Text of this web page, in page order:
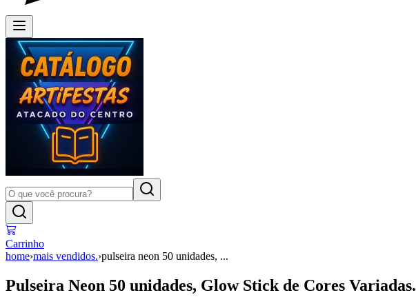
Carrinho
home›mais vendidos.›pulseira neon 50 unidades, ...
Pulseira Neon 50 unidades, Glow Stick de Cores Variadas.